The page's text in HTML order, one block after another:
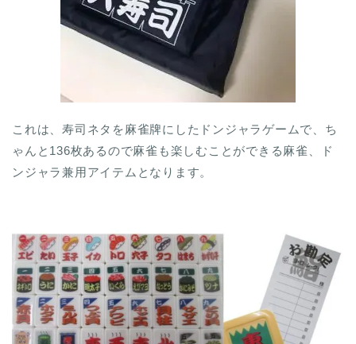
これは、寿司ネタを麻雀牌にしたドンジャラゲームで、ち
ゃんと136枚あるので麻雀も楽しむことができる麻雀、ド
ンジャラ兼用アイテムとなります。